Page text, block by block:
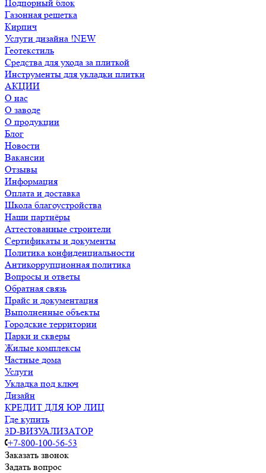
Подпорный блок
Газонная решетка
Кирпич
Услуги дизайна !NEW
Геотекстиль
Средства для ухода за плиткой
Инструменты для укладки плитки
АКЦИИ
О нас
О заводе
О продукции
Блог
Новости
Вакансии
Отзывы
Информация
Оплата и доставка
Школа благоустройства
Наши партнёры
Аттестованные строители
Сертификаты и документы
Политика конфиденциальности
Антикоррупционная политика
Вопросы и ответы
Обратная связь
Прайс и документация
Выполненные объекты
Городские территории
Парки и скверы
Жилые комплексы
Частные дома
Услуги
Укладка под ключ
Дизайн
КРЕДИТ ДЛЯ ЮР ЛИЦ
Где купить
3D-ВИЗУАЛИЗАТОР
+7-800-100-56-53
Заказать звонок
Задать вопрос